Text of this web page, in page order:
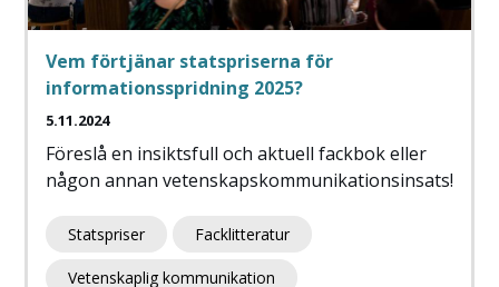
Vem förtjänar statspriserna för
informationsspridning 2025?
5.11.2024
Föreslå en insiktsfull och aktuell fackbok eller
någon annan vetenskapskommunikationsinsats!
Statspriser Facklitteratur
Vetenskaplig kommunikation